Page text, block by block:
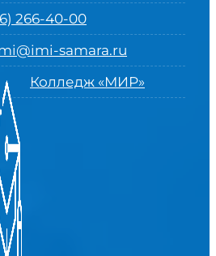
266-40-00
samara.ru
Колледж «МИР»